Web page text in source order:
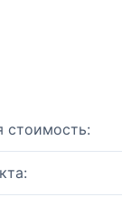
стоимость: